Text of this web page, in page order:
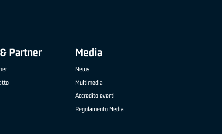
Partner Media
News
Multimedia
Accredito eventi
Regolamento Media